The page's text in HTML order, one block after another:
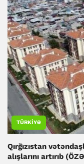
TÜRKIYƏ
Qırğızıstan
alışlarını artırıb